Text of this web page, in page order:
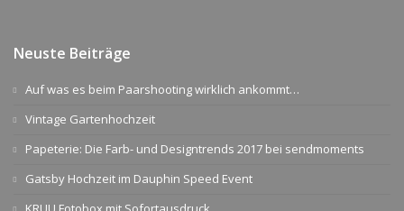
Neuste Beiträge
Auf was es beim Paarshooting wirklich ankommt…
Vintage Gartenhochzeit
Papeterie: Die Farb- und Designtrends 2017 bei sendmoments
Gatsby Hochzeit im Dauphin Speed Event